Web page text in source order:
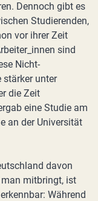
Dennoch gibt es
Studierenden,
vor ihrer Zeit
sind
Nicht-
stärker unter
die Zeit
eine Studie am
an der Universität
davon
mitbringt, ist
Während